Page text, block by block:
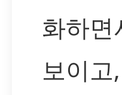
화하면
보이